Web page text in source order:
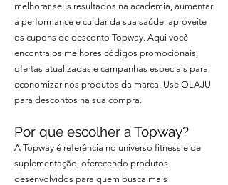
melhorar seus resultados na academia, aumentar
a performance e cuidar da sua saúde, aproveite
os cupons de desconto Topway. Aqui você
encontra os melhores códigos promocionais,
ofertas atualizadas e campanhas especiais para
economizar nos produtos da marca. Use OLAJU
para descontos na sua compra.
Por que escolher a Topway?
A Topway é referência no universo fitness e de
suplementação, oferecendo produtos
desenvolvidos para quem busca mais